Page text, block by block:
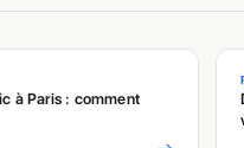
à Paris : comment